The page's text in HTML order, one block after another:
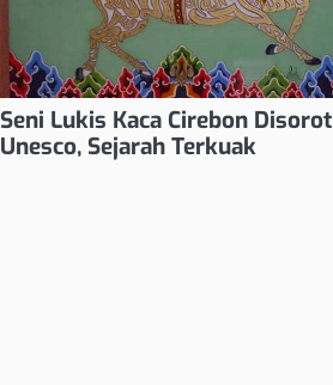
Seni Lukis Kaca Cirebon Disorot
Unesco, Sejarah Terkuak